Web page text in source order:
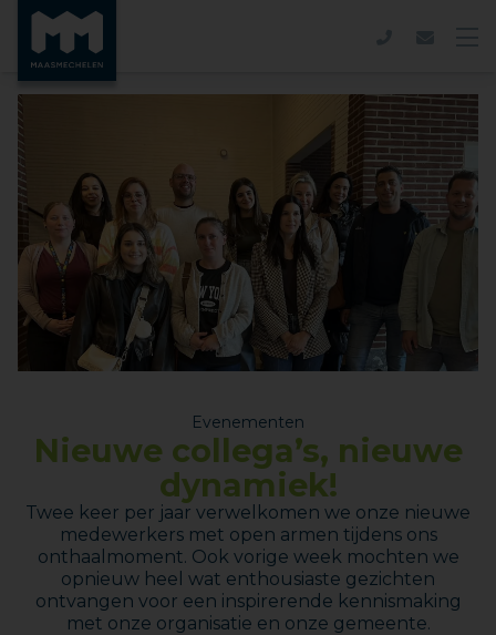
Evenementen
Nieuwe collega’s, nieuwe
dynamiek!
Twee keer per jaar verwelkomen we onze nieuwe
medewerkers met open armen tijdens ons
onthaalmoment. Ook vorige week mochten we
opnieuw heel wat enthousiaste gezichten
ontvangen voor een inspirerende kennismaking
met onze organisatie en onze gemeente.